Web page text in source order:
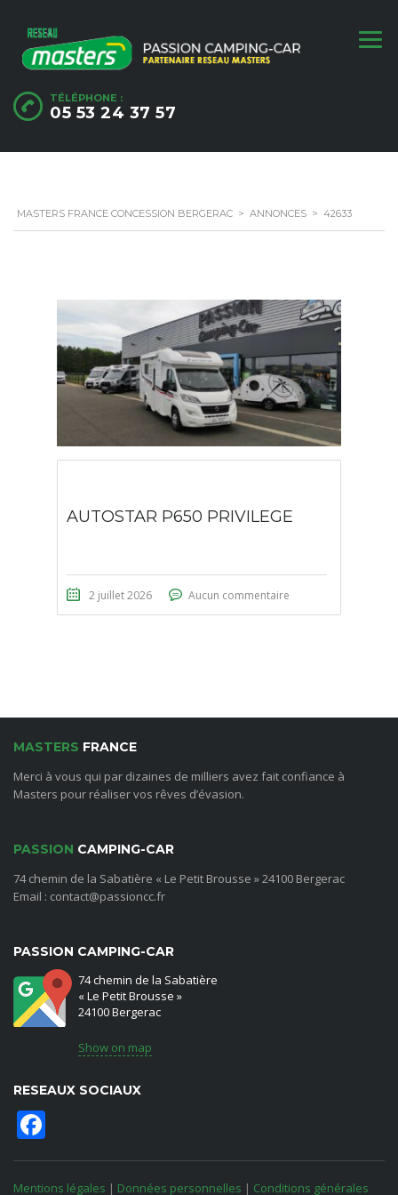
TÉLÉPHONE :
05 53 24 37 57
MASTERS FRANCE CONCESSION BERGERAC > ANNONCES > 42633
AUTOSTAR P650 PRIVILEGE
2 juillet 2026 Aucun commentaire
MASTERS FRANCE
Merci à vous qui par dizaines de milliers avez fait confiance à
Masters pour réaliser vos rêves d’évasion.
PASSION CAMPING-CAR
74 chemin de la Sabatière « Le Petit Brousse » 24100 Bergerac
Email : contact@passioncc.fr
PASSION CAMPING-CAR
74 chemin de la Sabatière
« Le Petit Brousse »
24100 Bergerac
Show on map
RESEAUX SOCIAUX
Mentions légales | Données personnelles | Conditions générales